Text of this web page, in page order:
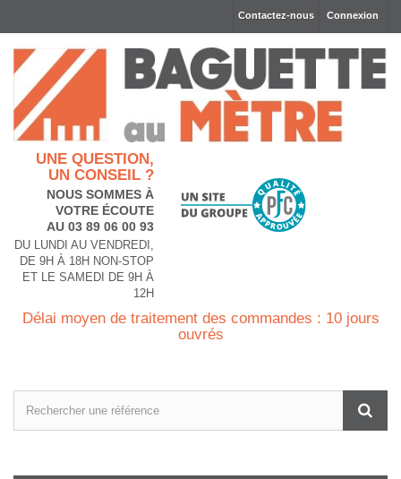
Connexion
Contactez-nous
UNE QUESTION,
UN CONSEIL ?
NOUS SOMMES À
VOTRE ÉCOUTE
AU 03 89 06 00 93
DU LUNDI AU VENDREDI,
DE 9H À 18H NON-STOP
ET LE SAMEDI DE 9H À
12H
Délai moyen de traitement des commandes : 10 jours
ouvrés